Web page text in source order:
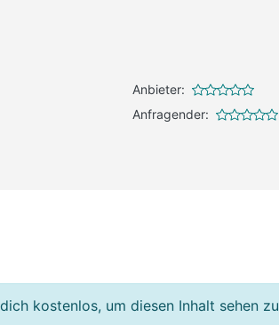
Anbieter:
Anfragender:
kostenlos, um diesen Inhalt sehen zu